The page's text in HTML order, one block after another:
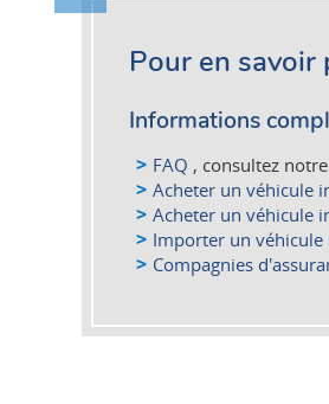
Pour en savoir
Informations
FAQ , consultez
Acheter un véhicule
Acheter un véhicule
Importer un véhicule
Compagnies